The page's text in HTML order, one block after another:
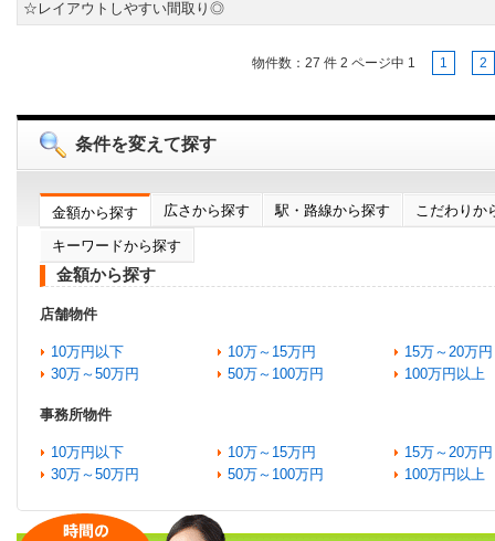
☆レイアウトしやすい間取り◎
物件数： 27 件 2 ページ中 1 1 2
条件を変えて探す
金額から探す 広さから探す 駅・路線から探す こだわりか
キーワードから探す
金額から探す
店舗物件
10万円以下 10万～15万円
15万～20万円
30万～50万円
50万～100万円 100万円以上
事務所物件
10万円以下 10万～15万円
15万～20万円
30万～50万円
50万～100万円 100万円以上